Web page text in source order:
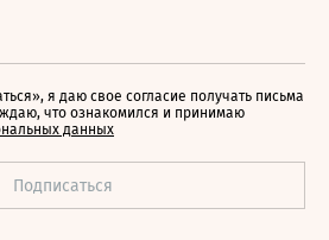
я даю свое согласие получать письма
что ознакомился и принимаю
данных